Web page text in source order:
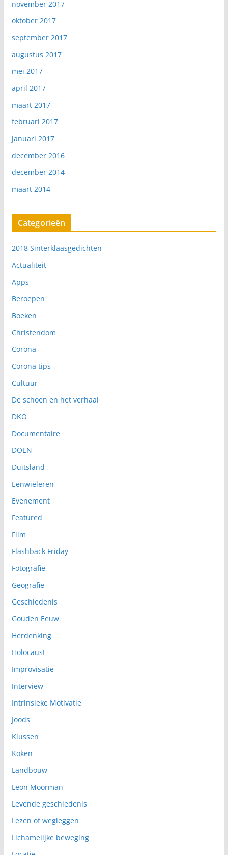
november 2017
oktober 2017
september 2017
augustus 2017
mei 2017
april 2017
maart 2017
februari 2017
januari 2017
december 2016
december 2014
maart 2014
Categorieën
2018 Sinterklaasgedichten
Actualiteit
Apps
Beroepen
Boeken
Christendom
Corona
Corona tips
Cultuur
De schoen en het verhaal
DKO
Documentaire
DOEN
Duitsland
Eenwieleren
Evenement
Featured
Film
Flashback Friday
Fotografie
Geografie
Geschiedenis
Gouden Eeuw
Herdenking
Holocaust
Improvisatie
Interview
Intrinsieke Motivatie
Joods
Klussen
Koken
Landbouw
Leon Moorman
Levende geschiedenis
Lezen of wegleggen
Lichamelijke beweging